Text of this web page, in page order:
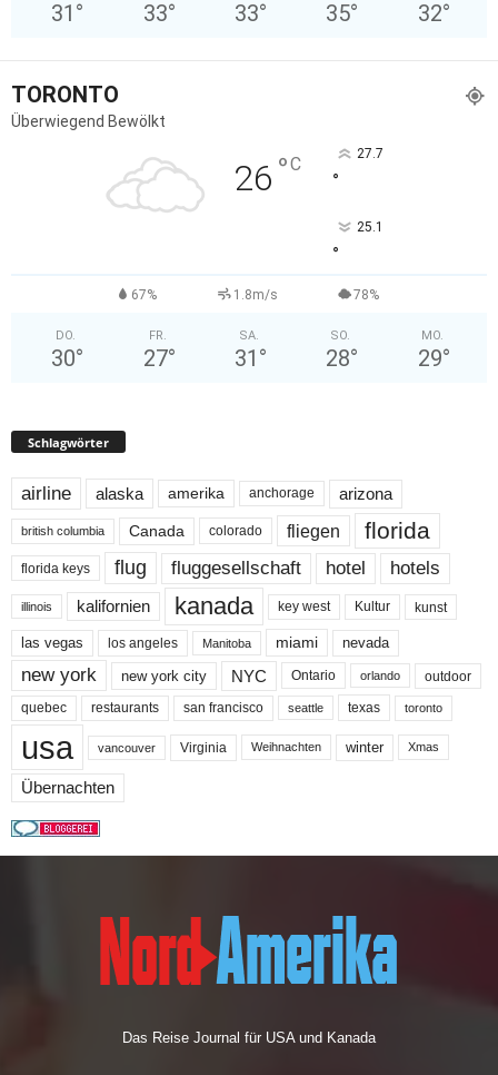
31 ° 33° 33° 35° 32°
TORONTO
Überwiegend Bewölkt
26 °C 27.7
°
25.1
°
67% 1.8m/s 78%
DO.
30°
FR.
27°
SA.
31 °
SO.
28°
MO.
29°
Schlagwörter
airline alaska amerika anchorage arizona
british columbia Canada colorado fliegen florida
florida keys flug fluggesellschaft hotel hotels
illinois kalifornien kanada key west Kultur kunst
las vegas los angeles Manitoba miami nevada
new york new york city NYC Ontario orlando outdoor
quebec restaurants san francisco seattle texas toronto
usa vancouver Virginia Weihnachten winter Xmas
Übernachten
Das Reise Journal für USA und Kanada